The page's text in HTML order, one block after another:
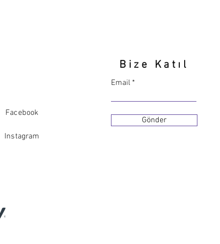
Facebook
Instagram
Bize Katıl
Email
Gönder